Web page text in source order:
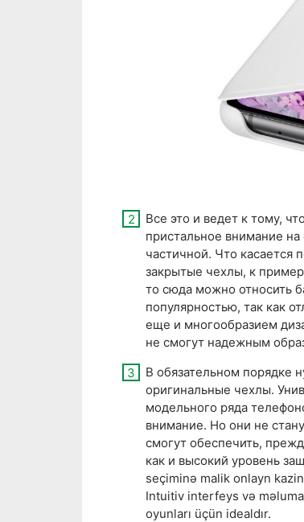
Все это и ведет к тому,
пристальное внимание
частичной. Что касается
закрытые чехлы, к
то сюда можно относить
популярностью, так как
еще и многообразием
не смогут надежным
В обязательном порядке
оригинальные чехлы.
модельного ряда
внимание. Но они не
смогут обеспечить,
как и высокий уровень
seçiminə malik onlayn
Intuitiv interfeys və
oyunları üçün idealdır.